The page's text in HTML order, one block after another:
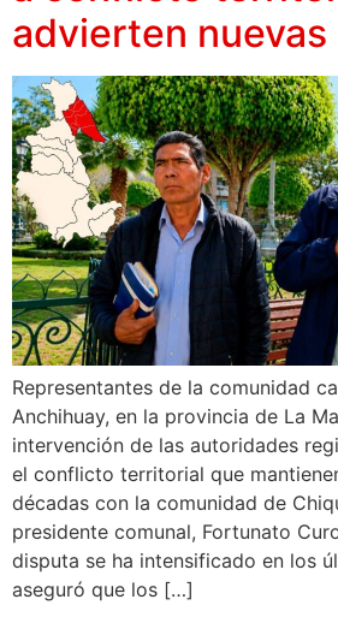
advierten
Representantes de la comunidad
Anchihuay, en la provincia de La
intervención de las autoridades
el conflicto territorial que
décadas con la comunidad de
presidente comunal, Fortunato
disputa se ha intensificado en los
aseguró que los […]